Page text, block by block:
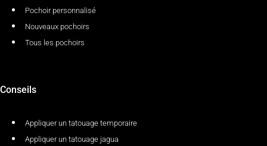
Pochoir personnalisé
Nouveaux pochoirs
Tous les pochoirs
Conseils
Appliquer un tatouage temporaire
Appliquer un tatouage jagua